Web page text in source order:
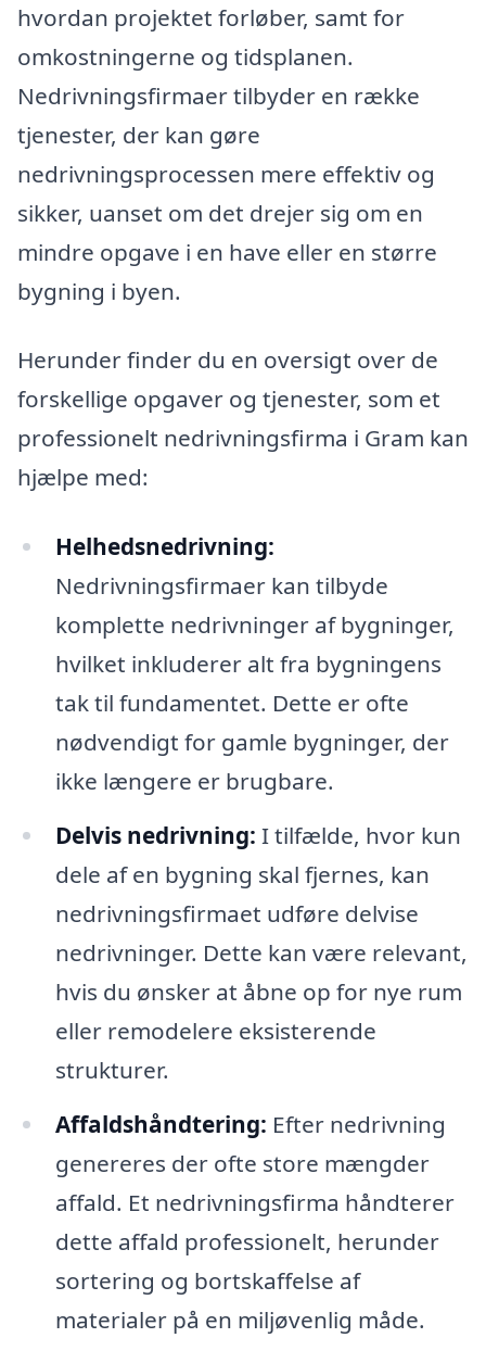
hvordan projektet forløber, samt for
omkostningerne og tidsplanen.
Nedrivningsfirmaer tilbyder en række
tjenester, der kan gøre
nedrivningsprocessen mere effektiv og
sikker, uanset om det drejer sig om en
mindre opgave i en have eller en større
bygning i byen.
Herunder finder du en oversigt over de
forskellige opgaver og tjenester, som et
professionelt nedrivningsfirma i Gram kan
hjælpe med:
Helhedsnedrivning:
Nedrivningsfirmaer kan tilbyde
komplette nedrivninger af bygninger,
hvilket inkluderer alt fra bygningens
tak til fundamentet. Dette er ofte
nødvendigt for gamle bygninger, der
ikke længere er brugbare.
Delvis nedrivning: I tilfælde, hvor kun
dele af en bygning skal fjernes, kan
nedrivningsfirmaet udføre delvise
nedrivninger. Dette kan være relevant,
hvis du ønsker at åbne op for nye rum
eller remodelere eksisterende
strukturer.
Affaldshåndtering: Efter nedrivning
genereres der ofte store mængder
affald. Et nedrivningsfirma håndterer
dette affald professionelt, herunder
sortering og bortskaffelse af
materialer på en miljøvenlig måde.